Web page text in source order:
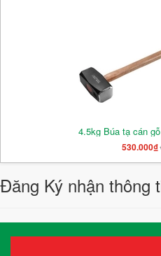
4.5kg Búa tạ cán
530.000₫
Đăng Ký nhận thông